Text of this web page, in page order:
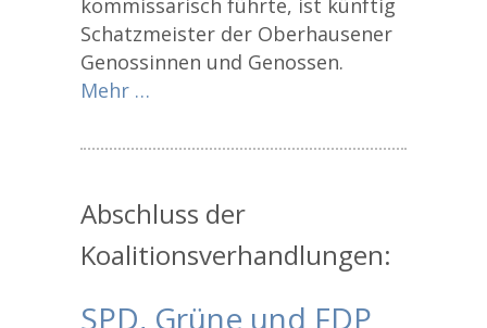
kommissarisch führte, ist künftig
Schatzmeister der Oberhausener
Genossinnen und Genossen.
Mehr …
Abschluss der
Koalitionsverhandlungen:
SPD, Grüne und FDP